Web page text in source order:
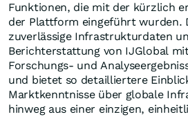
Funktionen, die mit der kürzlich
der Plattform eingeführt wurden.
zuverlässige Infrastrukturdaten
Berichterstattung von IJGlobal
Forschungs- und
und bietet so detailliertere
Marktkenntnisse über globale
hinweg aus einer einzigen,